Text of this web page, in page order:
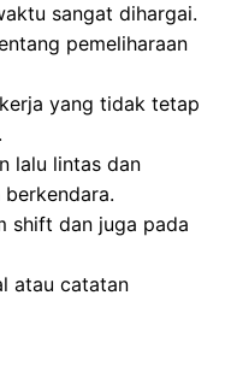
sangat dihargai.
pemeliharaan
yang tidak tetap
lalu lintas dan
shift dan juga pada
atau catatan